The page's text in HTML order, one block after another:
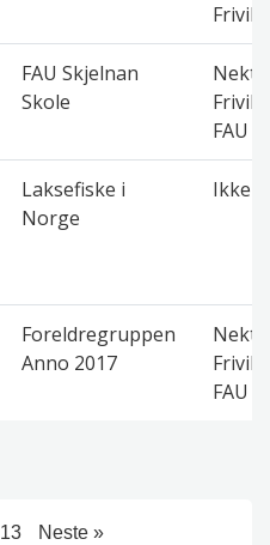
FAU Skjelnan
Skole
FAU
Laksefiske i
Norge
Ikke
Foreldregruppen
Anno 2017
FAU
13 Neste »